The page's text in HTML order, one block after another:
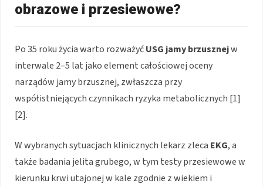
obrazowe i przesiewowe?
Po 35 roku życia warto rozważyćUSG jamy brzusznejw
interwale 2–5 lat jako element całościowej oceny
narządów jamy brzusznej, zwłaszcza przy
współistniejących czynnikach ryzyka metabolicznych [1]
[2].
W wybranych sytuacjach klinicznych lekarz zleca EKG, a
także badania jelita grubego, w tym testy przesiewowe w
kierunku krwi utajonej w kale zgodnie z wiekiem i